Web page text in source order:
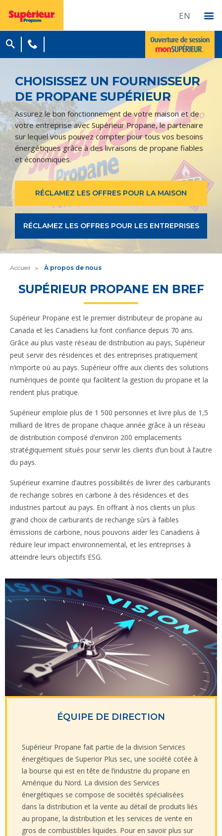
EN
CHOISISSEZ UN FOURNISSEUR
DE PROPANE SUPÉRIEUR
Assurez le bon fonctionnement de votre maison et de
votre entreprise avec Supérieur Propane, le partenaire
sur lequel vous pouvez compter pour tous vos besoins
énergétiques grâce à des livraisons de propane fiables
et économiques.
RÉCLAMEZ LES OFFRES POUR LA MAISON
RÉCLAMEZ LES OFFRES POUR LES ENTREPRISES
Accueil À propos de nous
SUPÉRIEUR PROPANE EN BREF
Supérieur Propane est le premier distributeur de propane au
Canada et les Canadiens lui font confiance depuis 70 ans.
Grâce au plus vaste réseau de distribution au pays, Supérieur
peut servir des résidences et des entreprises pratiquement
n’importe où au pays. Supérieur offre aux clients des solutions
numériques de pointe qui facilitent la gestion du propane et la
rendent plus pratique.
Supérieur emploie plus de 1 500 personnes et livre plus de 1,5
milliard de litres de propane chaque année grâce à un réseau
de distribution composé d’environ 200 emplacements
stratégiquement situés pour servir les clients d’un bout à l’autre
du pays.
Supérieur examine d’autres possibilités de livrer des carburants
de rechange sobres en carbone à des résidences et des
industries partout au pays. En offrant à nos clients un plus
grand choix de carburants de rechange sûrs à faibles
émissions de carbone, nous pouvons aider les Canadiens à
réduire leur impact environnemental, et les entreprises à
atteindre leurs objectifs ESG.
ÉQUIPE DE DIRECTION
Supérieur Propane fait partie de la division Services
énergétiques de Superior Plus sec, une société cotée à
la bourse qui est en tête de l’industrie du propane en
Amérique du Nord. La division des Services
énergétiques se compose de sociétés spécialisées
dans la distribution et la vente au détail de produits liés
au propane, la distribution et les services de vente en
gros de combustibles liquides. Pour en savoir plus sur